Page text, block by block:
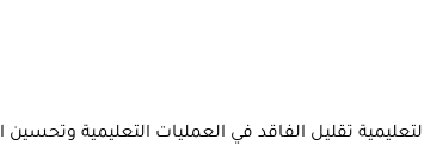
تقليل الفاقد في العمليات التعليمية وتحسين